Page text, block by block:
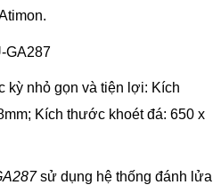
nhỏ gọn và tiện lợi: Kích
Kích thước khoét đá: 650 x
sử dụng hệ thống đánh lửa